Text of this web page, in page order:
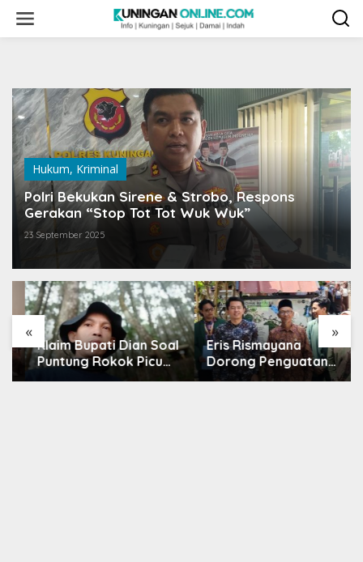
content
Hukum, Kriminal
Polri Bekukan Sirene & Strobo, Respons
Gerakan “Stop Tot Tot Wuk Wuk”
23 September 2025
« »
Klaim Bupati Dian Soal
Puntung Rokok Picu
Eris Rismayana
Dorong Penguatan
Literasi, Resmikan